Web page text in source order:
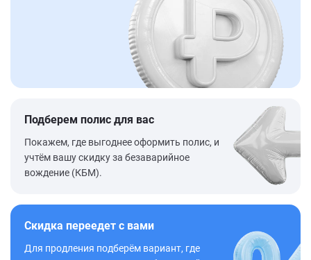
Подберем полис для вас
Покажем, где выгоднее оформить полис, и
учтём вашу скидку за безаварийное
вождение (КБМ).
Скидка переедет с вами
Для продления подберём вариант, где